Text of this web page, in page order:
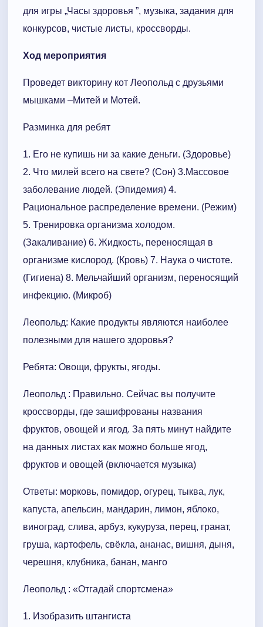
для игры „Часы здоровья ”, музыка, задания для
конкурсов, чистые листы, кроссворды.
Ход мероприятия
Проведет викторину кот Леопольд с друзьями
мышками –Митей и Мотей.
Разминка для ребят
1. Его не купишь ни за какие деньги. (Здоровье)
2. Что милей всего на свете? (Сон) 3.Массовое
заболевание людей. (Эпидемия) 4.
Рациональное распределение времени. (Режим)
5. Тренировка организма холодом.
(Закаливание) 6. Жидкость, переносящая в
организме кислород. (Кровь) 7. Наука о чистоте.
(Гигиена) 8. Мельчайший организм, переносящий
инфекцию. (Микроб)
Леопольд: Какие продукты являются наиболее
полезными для нашего здоровья?
Ребята: Овощи, фрукты, ягоды.
Леопольд : Правильно. Сейчас вы получите
кроссворды, где зашифрованы названия
фруктов, овощей и ягод. За пять минут найдите
на данных листах как можно больше ягод,
фруктов и овощей (включается музыка)
Ответы: морковь, помидор, огурец, тыква, лук,
капуста, апельсин, мандарин, лимон, яблоко,
виноград, слива, арбуз, кукуруза, перец, гранат,
груша, картофель, свёкла, ананас, вишня, дыня,
черешня, клубника, банан, манго
Леопольд : «Отгадай спортсмена»
1. Изобразить штангиста